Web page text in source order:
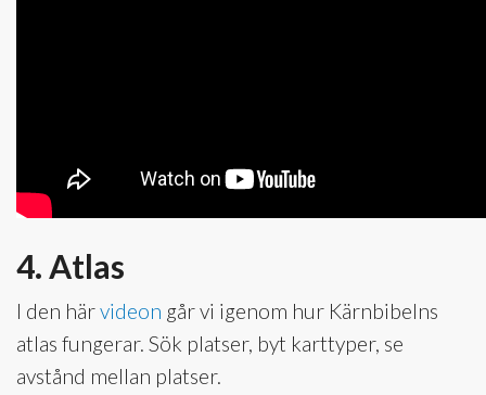
4. Atlas
I den härvideon går vi igenom hur Kärnbibelns
atlas fungerar. Sök platser, byt karttyper, se
avstånd mellan platser.